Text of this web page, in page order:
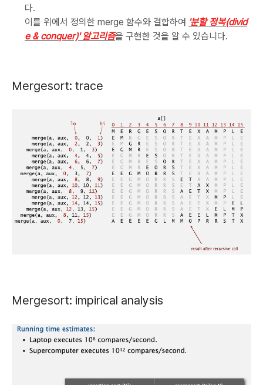
다.
이를 위에서 정의한 merge 함수와 결합하여 '분할 정복(divid
e & conquer)' 알고리즘을 구현한 것을 알 수 있습니다.
Mergesort: trace
Mergesort: impirical analysis